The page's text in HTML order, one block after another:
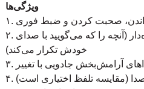
ویژگی‌ها
صحبت کردن و ضبط فوری
۲. صحبت کردن هوشمندانه و خنده‌دار (آنچه را که می‌گویید با صدای
خودش تکرار می‌کند)
(مقایسه تلفظ اختیاری است)